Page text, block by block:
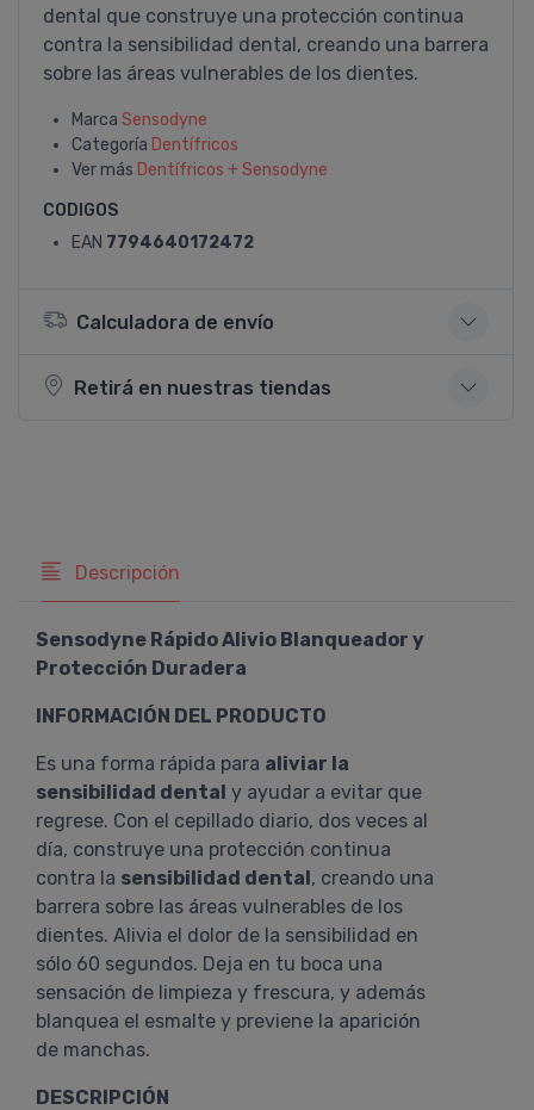
dental que construye una protección continua
contra la sensibilidad dental, creando una barrera
sobre las áreas vulnerables de los dientes.
Marca Sensodyne
Categoría Dentí­fricos
Ver más Dentí­fricos + Sensodyne
CODIGOS
EAN 7794640172472
Calculadora de envío
Retirá en nuestras tiendas
Descripción
Sensodyne Rápido Alivio Blanqueador y
Protección Duradera
INFORMACIÓN DEL PRODUCTO
Es una forma rápida para aliviar la
sensibilidad dental y ayudar a evitar que
regrese. Con el cepillado diario, dos veces al
día, construye una protección continua
contra la sensibilidad dental, creando una
barrera sobre las áreas vulnerables de los
dientes. Alivia el dolor de la sensibilidad en
sólo 60 segundos. Deja en tu boca una
sensación de limpieza y frescura, y además
blanquea el esmalte y previene la aparición
de manchas.
DESCRIPCIÓN